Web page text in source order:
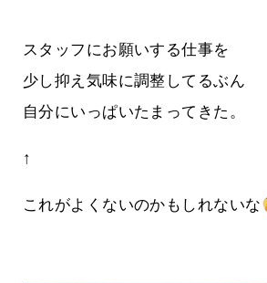
スタッフにお願いする仕事を
少し抑え気味に調整してるぶん
自分にいっぱいたまってきた。
↑
これがよくないのかもしれないな